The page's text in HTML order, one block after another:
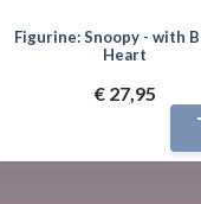
Figurine: Snoopy - with
Heart
€ 27,95